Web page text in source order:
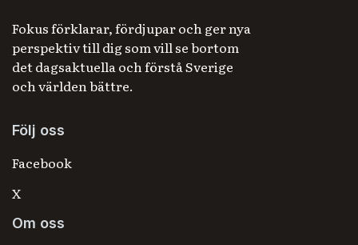
Fokus förklarar, fördjupar och ger nya
perspektiv till dig som vill se bortom
det dagsaktuella och förstå Sverige
och världen bättre.
Följ oss
Facebook
X
Om oss